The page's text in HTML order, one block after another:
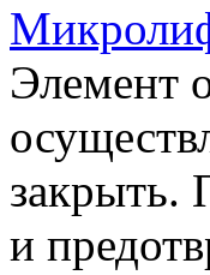
Элемент
закрыть.
и